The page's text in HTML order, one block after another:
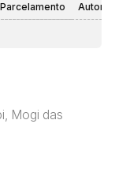
Parcelamento
Mogi das